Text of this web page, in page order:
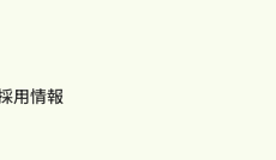
用情報